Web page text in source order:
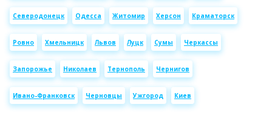
Северодонецк Одесса Житомир Херсон Краматорск
Ровно Хмельницк Львов Луцк Сумы Черкассы
Запорожье Николаев Тернополь Чернигов
Ивано-Франковск Черновцы Ужгород Киев